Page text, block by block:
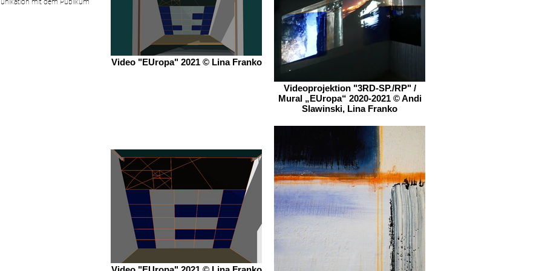
Video "EUropa" 2021 © Lina Franko
Videoprojektion "3RD-SP./RP" /
Mural „EUropa“ 2020-2021 © Andi
Slawinski, Lina Franko
mit dem Publikum